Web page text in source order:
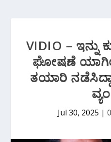
VIDIO – ಇನ್ನು
ಘೋಷಣೆ ಯಾಗಿಲ್ಲ
ತಯಾರಿ
Jul 30, 2025 | 0